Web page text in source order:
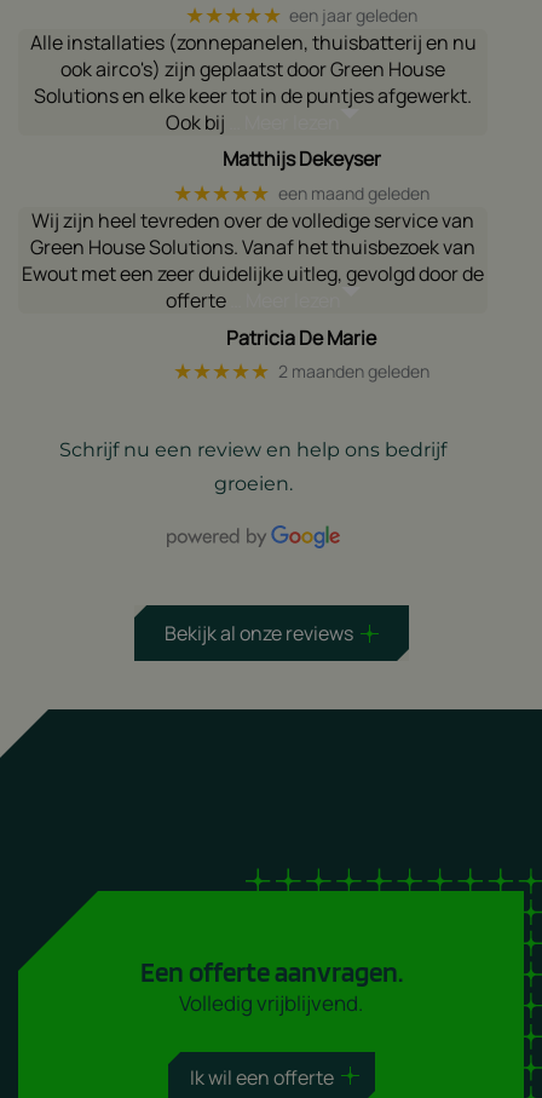
★★★★★ een jaar geleden
Alle installaties (zonnepanelen, thuisbatterij en nu
ook airco's) zijn geplaatst door Green House
Solutions en elke keer tot in de puntjes afgewerkt.
Ook bij
Matthijs Dekeyser
★★★★★ een maand geleden
Wij zijn heel tevreden over de volledige service van
Green House Solutions. Vanaf het thuisbezoek van
Ewout met een zeer duidelijke uitleg, gevolgd door de
offerte
Patricia De Marie
★★★★★ 2 maanden geleden
Schrijf nu een review en help ons bedrijf
groeien.
Bekijk al onze reviews
Een offerte aanvragen.
Volledig vrijblijvend.
Ik wil een offerte